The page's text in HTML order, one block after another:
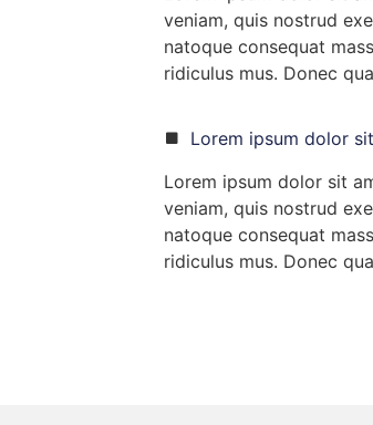
veniam, quis nostrud
natoque consequat
ridiculus mus. Donec
Lorem ipsum dolor
Lorem ipsum dolor sit
veniam, quis nostrud
natoque consequat
ridiculus mus. Donec